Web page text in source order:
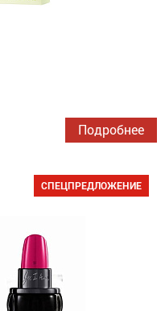
Подробнее
СПЕЦПРЕДЛОЖЕНИЕ